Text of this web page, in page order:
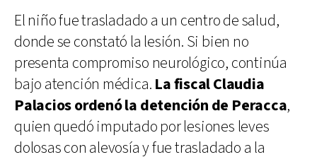
El niño fue trasladado a un centro de salud,
donde se constató la lesión. Si bien no
presenta compromiso neurológico, continúa
bajo atención médica. La fiscal Claudia
Palaciosordenó la detención de Peracca,
quien quedó imputado por lesiones leves
dolosas con alevosía y fue trasladado a la